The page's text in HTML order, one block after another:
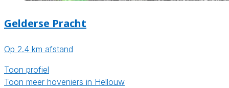
Gelderse Pracht
Op 2.4 km afstand
Toon profiel
Toon meer hoveniers in Hellouw